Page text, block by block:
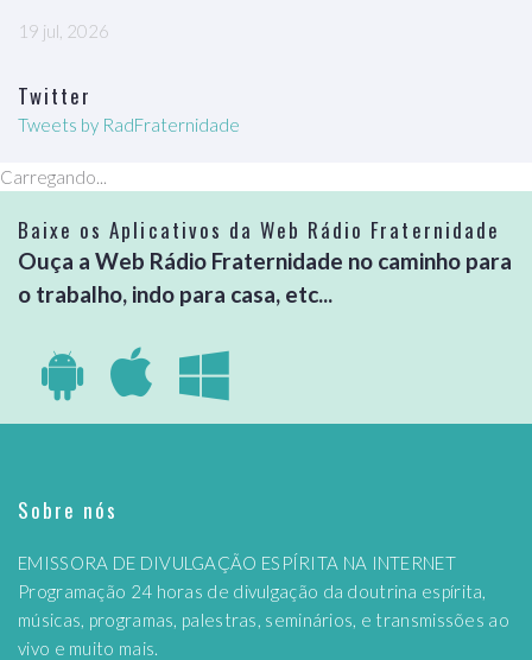
19 jul, 2026
Twitter
Tweets by RadFraternidade
Carregando...
Baixe os Aplicativos da Web Rádio Fraternidade
Ouça a Web Rádio Fraternidade no caminho para
o trabalho, indo para casa, etc...
Sobre nós
EMISSORA DE DIVULGAÇÃO ESPÍRITA NA INTERNET
Programação 24 horas de divulgação da doutrina espírita,
músicas, programas, palestras, seminários, e transmissões ao
vivo e muito mais.